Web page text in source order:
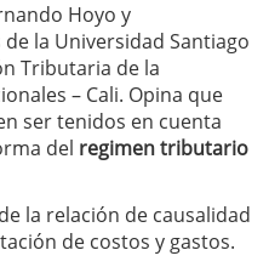
Hoyo y
la Universidad Santiago
Tributaria de la
– Cali. Opina que
ser tenidos en cuenta
del regimen tributario
la relación de causalidad
de costos y gastos.